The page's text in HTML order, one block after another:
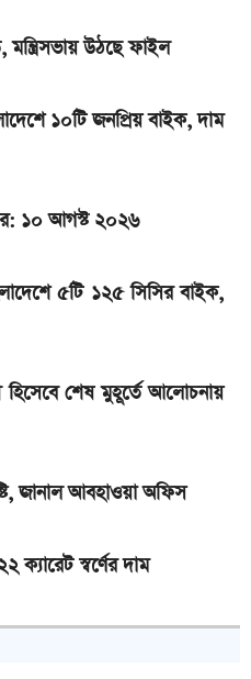
কার্ভড AMOLED
ইঞ্জিন, ফিচার ও
নতুন ৬ রঙে আরও
জনপ্রিয় বাইক, দাম ও
উঠছে ফাইল
১০টি জনপ্রিয় বাইক, দাম
১০ আগস্ট ২০২৬
৫টি ১২৫ সিসির বাইক,
হিসেবে শেষ মুহূর্তে আলোচনায়
জানাল আবহাওয়া অফিস
স্বর্ণের দাম